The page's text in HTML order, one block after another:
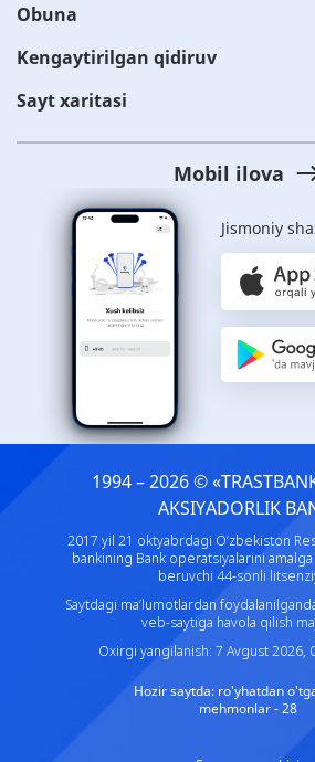
Obuna
Kengaytirilgan qidiruv
Sayt xaritasi
Mobil ilova
Jismoniy
1994 – 2026 ©
AKSIYADORLIK
2017 yil 21 oktyabrdagi O‘zbekiston
bankining Bank operatsiyalarini
beruvchi 44-sonli
Saytdagi ma’lumotlardan
veb-saytiga havola qilish
Oxirgi yangilanish: 7 Avgust 2026,
Hozir saytda: ro'yhatdan
mehmonlar - 28